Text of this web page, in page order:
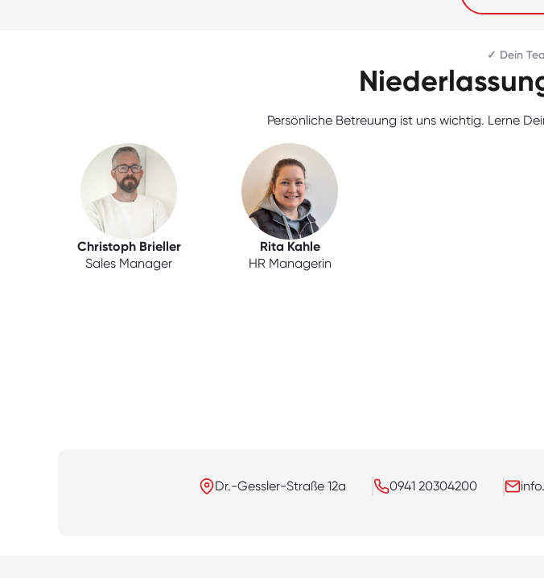
✓ Dein
Persönliche Betreuung ist uns wichtig. Lerne
Christoph Brieller
Sales Manager
Rita Kahle
HR Managerin
Dr.-Gessler-Straße 12a 0941 20304200